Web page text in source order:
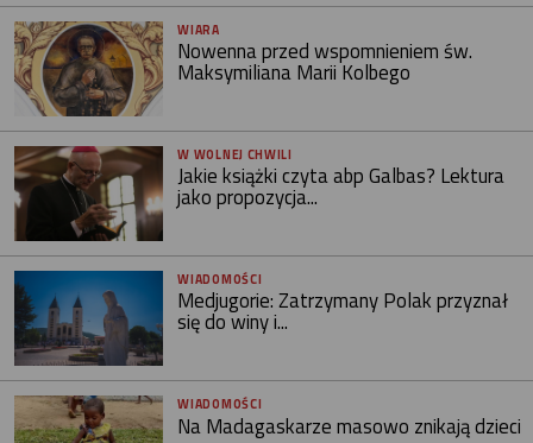
WIARA
Nowenna przed wspomnieniem św.
Maksymiliana Marii Kolbego
W WOLNEJ CHWILI
Jakie książki czyta abp Galbas? Lektura
jako propozycja...
WIADOMOŚCI
Medjugorie: Zatrzymany Polak przyznał
się do winy i...
WIADOMOŚCI
Na Madagaskarze masowo znikają dzieci